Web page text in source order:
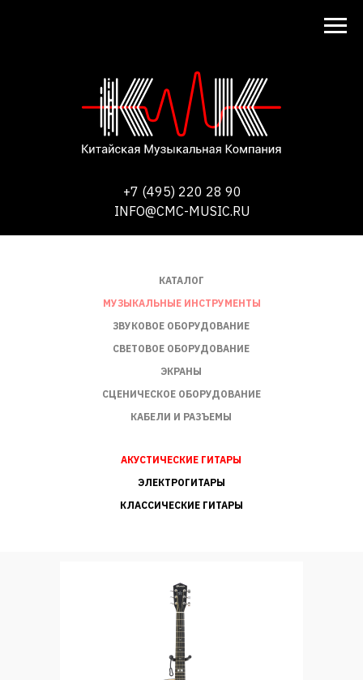
+7 (495) 220 28 90
INFO@CMC-MUSIC.RU
МУЗЫКАЛЬНЫЕ ИНСТРУМЕНТЫ
ЗВУКОВОЕ ОБОРУДОВАНИЕ
СВЕТОВОЕ ОБОРУДОВАНИЕ
ЭКРАНЫ
КАТАЛОГ
СЦЕНИЧЕСКОЕ ОБОРУДОВАНИЕ
КАБЕЛИ И РАЗЪЕМЫ
ЭЛЕКТРОГИТАРЫ
КЛАССИЧЕСКИЕ ГИТАРЫ
АКУСТИЧЕСКИЕ ГИТАРЫ